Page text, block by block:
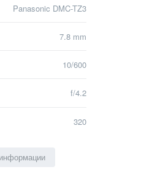
Panasonic DMC-TZ3
7.8 mm
10/600
f/4.2
320